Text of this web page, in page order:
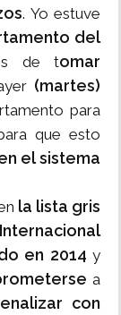
. Yo estuve
del
de tomar
(martes)
para
que esto
el sistema
la lista gris
en 2014 y
a
con